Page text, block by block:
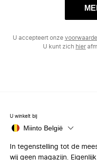
U accepteert onze
U kunt zich hier
U winkelt bij
Miinto België
In tegenstelling tot de
wij geen magazijn.